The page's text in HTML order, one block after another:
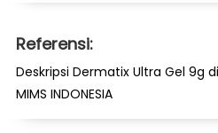
Referensi:
Deskripsi Dermatix Ultra Gel 9g
MIMS INDONESIA